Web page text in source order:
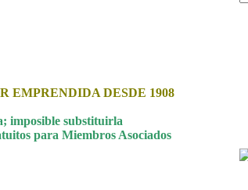
EMPRENDIDA DESDE 1908
imposible substituirla
para Miembros Asociados